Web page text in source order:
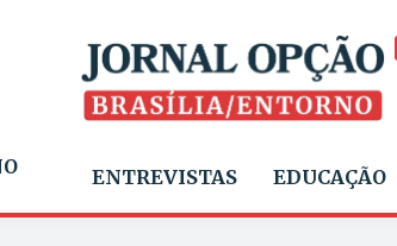
ENTREVISTAS EDUCAÇÃO